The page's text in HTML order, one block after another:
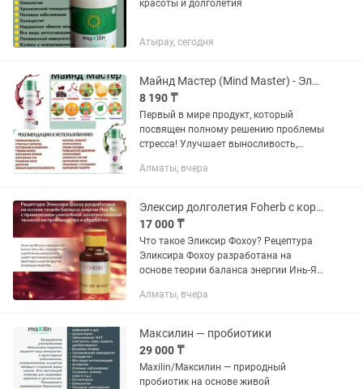
красоты и долголетия
Атырау, сегодня
Майнд Мастер (Mind Master) - Эликсир для мозга питьевой гель. Германия
8 190 ₸
Первый в мире продукт, который
посвящен полному решению проблемы
стресса! Улучшает выносливость,
предает энергичность Состав: Алоэ
чистая...
Алматы, вчера
Элексир долголетия Foherb с кордицепсом
17 000 ₸
Что такое Эликсир Фохоу? Рецептура
Эликсира Фохоу разработана на
основе теории баланса энергии Инь-Ян
запатентованной технологии
Фохоу...
Алматы, вчера
Максилин — пробиотики
29 000 ₸
Maxilin/Максилин — природный
пробиотик на основе живой